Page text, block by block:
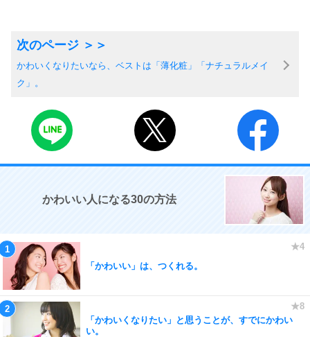
かわいくなりたいなら、ベストは「薄化粧」「ナチュラルメイ
ク」。
かわいい人になる30の方法
「かわいい」は、つくれる。
「かわいくなりたい」と思うことが、すでにかわい
い。